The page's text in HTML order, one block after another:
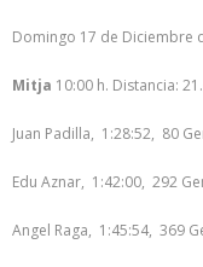
Domingo 17 de Diciembre
Mitja 10:00 h. Distancia:
Juan Padilla, 1:28:52, 80
Edu Aznar, 1:42:00, 292
Angel Raga, 1:45:54, 369